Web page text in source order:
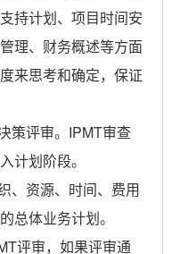
持计划、项目时间安
理、财务概述等方面
来思考和确定，保证
策评审。IPMT审查
计划阶段。
、资源、时间、费用
总体业务计划。
评审，如果评审通